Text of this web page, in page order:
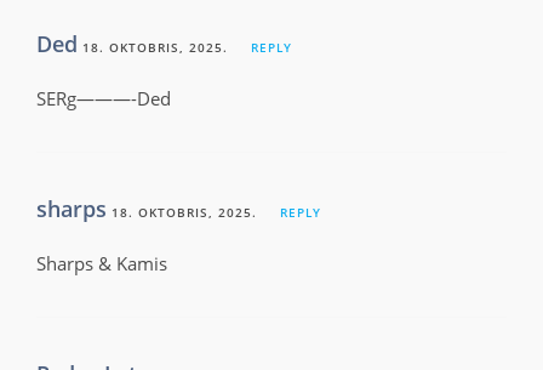
Ded 18. OKTOBRIS, 2025. REPLY
SERg———-Ded
sharps 18. OKTOBRIS, 2025. REPLY
Sharps & Kamis